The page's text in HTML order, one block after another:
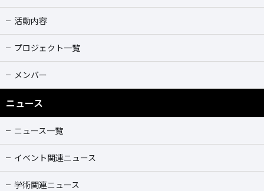
活動内容
プロジェクト一覧
メンバー
ニュース
ニュース一覧
イベント関連ニュース
学術関連ニュース